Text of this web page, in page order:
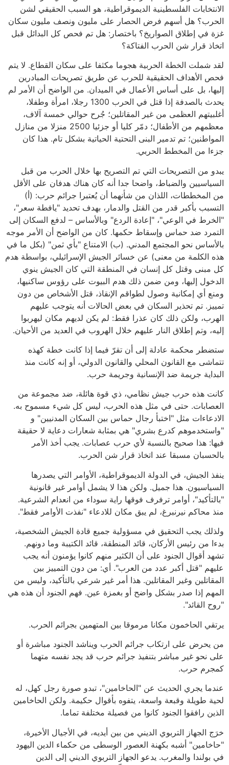
الانتخابات الفلسطينية الديموقراطية، هو السبب الحقيقي لشن
الحرب؟ هل أسهم فرض الحصار على مليون ونصف مليون سكان
غزة في إطلاق الصواريخ؟ باختصار: هل تم فحص كل البدائل قبل
اتخاذ قرار شن الحرب الفتاكة؟
لقد شملت الخطة الحربية هجوما مكثفا على سكان القطاع. لا يتم
فحص الأهداف الحقيقية للحرب عن طريق تصريحات المبادرين
إليها، بل على أساس الأعمال في الميدان. من الواضح أن الأمر لم
يحدث بالصدفة إذا قتل في الحرب 1300 رجلا، امرأة وطفلا،
أغلبيتهم العظمى من غير المقاتلين؛ جُرح حوالي خمسة آلاف،
معظمهم من الأطفال؛ دمّر كليا أو جزئيا 2500 منزلا من منازل
المواطنين؛ تم تدمير البنى التحتية الحياتية بشكل تام. هذا كان
جزءا من المخطط الحربي.
يبدو من التصريحات التي تم التصريح بها خلال الحرب من قبل
السياسيين والضباط، واضحا جدا أنه كان هناك هدفان على الأقل
من المخططات، اللذان من شأنهما أن يُعتبرا جرائم حرب: (أ)
التسبب بأكبر قدر من القتل والدمار، بهدف تحديد "يافطة سعر"،
"الخرط في الوعي"، "إعادة الردع" وبالأساس – لدفع السكان إلى
التمرد ضد حماس وإسقاط حكمها. كان من الواضح أن الأمر موجه
بالأساس نحو المجتمع المدني. (ب) الامتناع "بأي ثمن" (بكل ما في
هذه الكلمة من معنى) عن خسائر الجيش الإسرائيلي، بواسطة هدم
كل مبنى وقتل كل إنسان في المنطقة التي كان الجيش ينوي
الدخول إليها، ومن ضمن ذلك هدم البيوت على رؤوس ساكنيها،
ومنع أي إمكانية وصول لطواقم الإنقاذ، قتل الأشخاص من دون
تمييز. تم تحذير السكان في بعض الحالات أنه يتوجب عليهم
الهرب، ولكن ذلك كان عذرا فقط: لم يكن لديهم مكان ليهربوا
إليه، وتم إطلاق النار عليهم خلال الهروب في العديد من الأحيان.
ستضطر محكمة عادلة إلى أن تقرّ فيما إذا كانت خطة كهذه
تتماشى مع القانون المحلي والقانون الدولي، أو إنه كانت منذ
البداية جريمة ضد الإنسانية وجريمة حرب.
كانت هذه حرب جيش نظامي، ذي قوة هائلة، ضد مجموعة من
العصابات. حتى في مثل هذه الحرب، ليس كل شيء مسموح به.
الادعاءات مثل "اختبأ رجال حماس بين السكان المدنيين" و
"واستخدموهم كدرع بشري" هي بمثابة شعارات دعاية لا حقيقة
فيها: هذا صحيح بالنسبة لأي حرب عصابات. يجب أخذ الأمر
بالحسبان مسبقا عند اتخاذ قرار شن الحرب.
ينفذ الجيش، في الدولة الديموقراطية، الأوامر التي يصدرها
السياسيون. هذا جميل. ولكن هذا لا يشمل أوامر غير قانونية
"بالتأكيد"، أوامر ترفرف فوقها راية سوداء من انعدام الشرعية.
منذ محاكم نيرنبرغ، لم يبق مكان للادعاء "نفذت الأوامر فقط".
ولذلك يجب التحقيق في مسؤولية جميع قادة الجيش الشخصية،
بدءا من رئيس الأركان، قائد المنطقة، قائد الكتيبة وما دونهم.
تشهد أقوال الجنود على أن الكثير منهم كانوا يؤمنون أنه يجب
عليهم "قتل أكبر عدد من العرب". أي: من دون التمييز بين
المقاتلين وغير المقاتلين. هذا أمر غير شرعي بالتأكيد، وليس من
المهم إذا صدر بشكل واضح أو بغمزة عين. فهم الجنود أن هذه هي
"روح القائد".
يرتقي الحاخمون مكانا مرموقا بين المتهمين بجرائم الحرب.
من يحرض على ارتكاب جرائم الحرب ويناشد الجنود مباشرة أو
على نحو غير مباشر بتنفيذ جرائم حرب قد يجد نفسه متهما
كمجرم حرب.
عندما يجري الحديث عن "الحاخامين"، تبدو صورة رجل كهل، له
لحية طويلة وقبعة واسعة، يتفوه بأقوال حكيمة. ولكن الحاخامين
الذين رافقوا الجنود كانوا من فصيلة مختلفة تماما.
خرَج الجهاز التربوي الديني من بين أيديه، في الأجيال الأخيرة،
"حاخامين" أشبه بكهنة العصور الوسطى من حكماء الدين اليهود
في بولندا والمغرب. يدعو الجهاز التربوي الديني إلى الدين